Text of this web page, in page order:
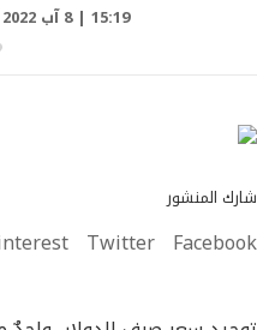
15:19 | 8 آب 2022
شارك المنشور
Facebook
Twitter